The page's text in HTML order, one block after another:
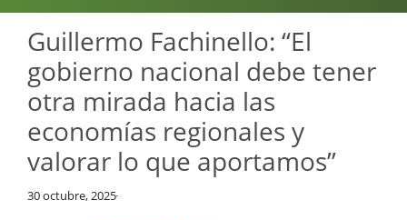
Guillermo Fachinello: “El
gobierno nacional debe tener
otra mirada hacia las
economías regionales y
valorar lo que aportamos”
30 octubre, 2025